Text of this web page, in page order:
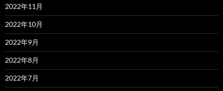
2022年11月
2022年10月
2022年9月
2022年8月
2022年7月